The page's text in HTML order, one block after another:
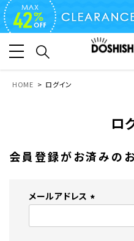
HOME ログイン
ロ
会員登録がお済みの
メールアドレス
必